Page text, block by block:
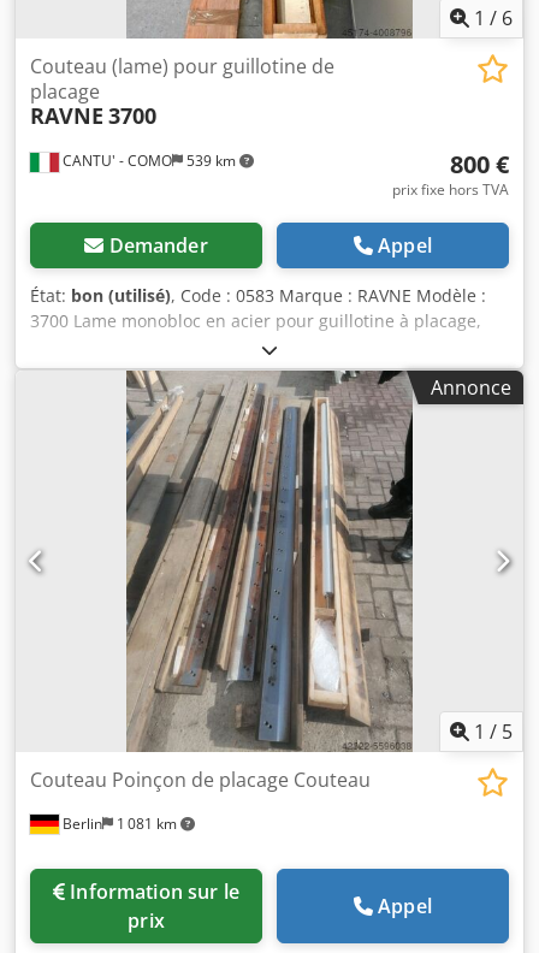
1 / 6
CANTU' - COMO 539 km
Couteau (lame) pour guillotine de
placage
RAVNE 3700
800 €
prix fixe hors TVA
Demander Appel
État: bon (utilisé), Code : 0583 Marque : RAVNE Modèle :
3700 Lame monobloc en acier pour guillotine à placage,
longueur : 3 600 mm Longueur : 3 700 mm Hauteur :
110 mm Credpfxsd Im I Re Aagef Épaisseur : 12 mm
Annonce
1 / 5
Berlin 1 081 km
Couteau Poinçon de placage Couteau
prix
Appel